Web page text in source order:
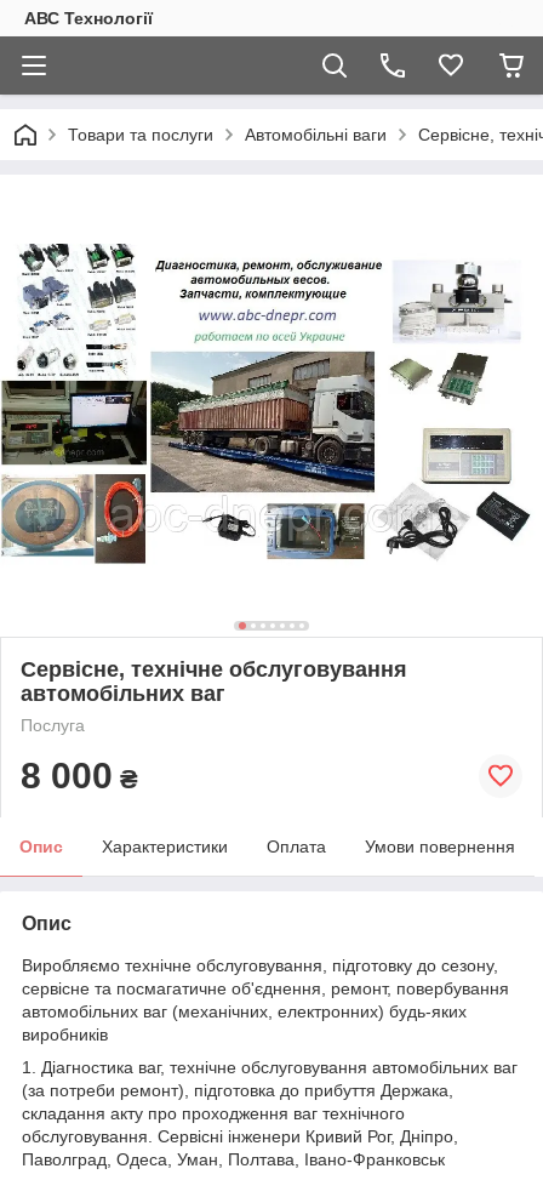
АВС Технології
Товари та послуги Автомобільні ваги Сервісне,
Сервісне, технічне обслуговування
автомобільних ваг
Послуга
8 000 ₴
Опис Характеристики Оплата Умови повернення
Опис
Виробляємо технічне обслуговування, підготовку до сезону,
сервісне та посмагатичне об'єднення, ремонт, повербування
автомобільних ваг (механічних, електронних) будь-яких
виробників
1. Діагностика ваг, технічне обслуговування автомобільних ваг
(за потреби ремонт), підготовка до прибуття Держака,
складання акту про проходження ваг технічного
обслуговування. Сервісні інженери Кривий Рог, Дніпро,
Паволград, Одеса, Уман, Полтава, Івано-Франковськ